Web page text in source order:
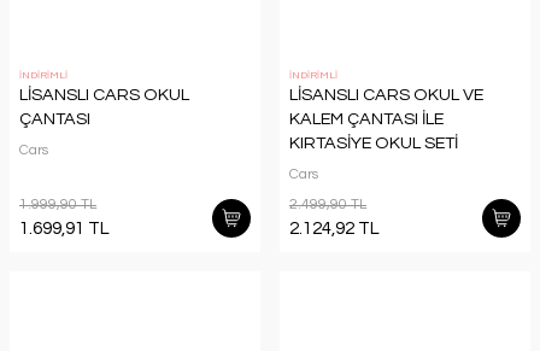
İNDİRİMLİ
LİSANSLI CARS OKUL
ÇANTASI
Cars
1.999,90 TL
1.699,91 TL
İNDİRİMLİ
LİSANSLI CARS OKUL VE
KALEM ÇANTASI İLE
KIRTASİYE OKUL SETİ
Cars
2.499,90 TL
2.124,92 TL